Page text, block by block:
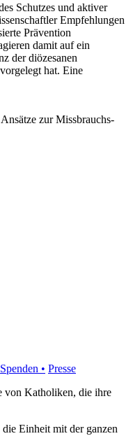
Schutzes und aktiver
Empfehlungen
Prävention
damit auf ein
der diözesanen
hat. Eine
zur Missbrauchs­
Spenden • Presse
von Katholiken, die ihre
Einheit mit der ganzen